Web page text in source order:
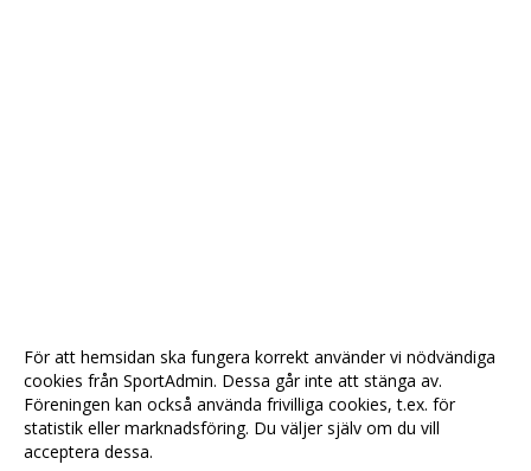
För att hemsidan ska fungera korrekt använder vi nödvändiga
cookies från SportAdmin. Dessa går inte att stänga av.
Föreningen kan också använda frivilliga cookies, t.ex. för
statistik eller marknadsföring. Du väljer själv om du vill
acceptera dessa.